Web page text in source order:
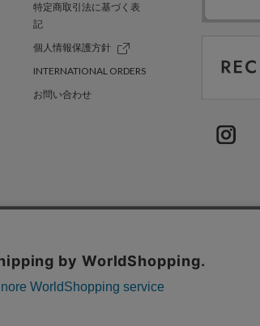
特定商取引法に基づく表
記
個人情報保護方針
INTERNATIONAL ORDERS
お問い合わせ
採用情報